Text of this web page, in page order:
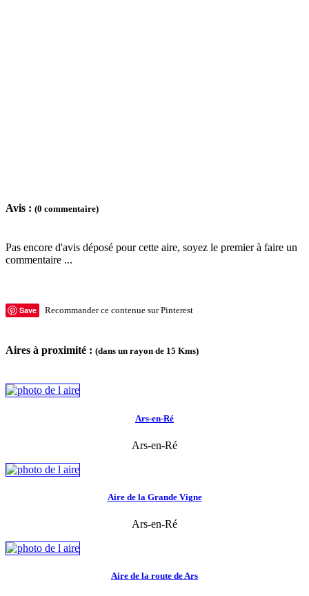
Avis : (0 commentaire)
Pas encore d'avis déposé pour cette aire, soyez le premier à faire un
commentaire ...
Save Recommander ce contenue sur Pinterest
Aires à proximité : (dans un rayon de 15 Kms)
Ars-en-Ré
Ars-en-Ré
Aire de la Grande Vigne
Ars-en-Ré
Aire de la route de Ars